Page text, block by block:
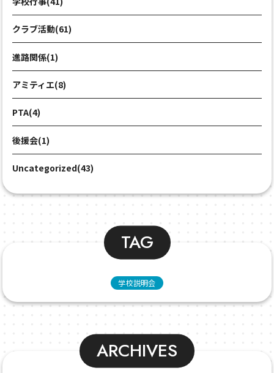
クラブ活動(61)
進路関係(1)
アミティエ(8)
PTA(4)
後援会(1)
Uncategorized(43)
TAG
学校説明会
ARCHIVES